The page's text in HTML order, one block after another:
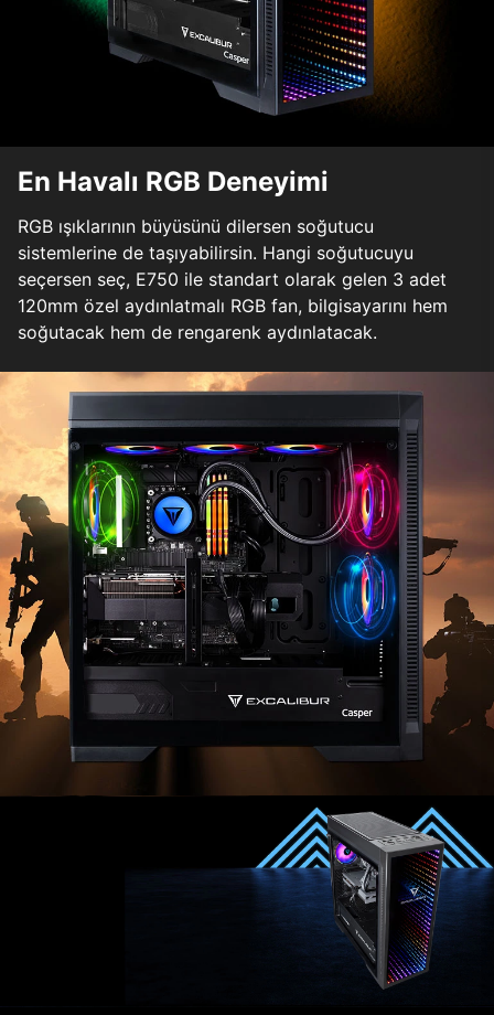
En Havalı RGB Deneyimi
RGB ışıklarının büyüsünü dilersen soğutucu
sistemlerine de taşıyabilirsin. Hangi soğutucuyu
seçersen seç, E750 ile standart olarak gelen 3 adet
120mm özel aydınlatmalı RGB fan, bilgisayarını hem
soğutacak hem de rengarenk aydınlatacak.